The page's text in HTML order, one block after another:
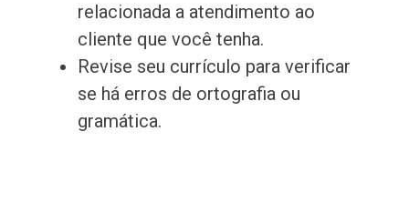
relacionada a atendimento ao
cliente que você tenha.
Revise seu currículo para verificar
se há erros de ortografia ou
gramática.